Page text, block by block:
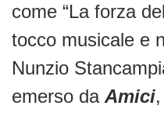
come “La forza
tocco musicale e
Nunzio
emerso da Amici